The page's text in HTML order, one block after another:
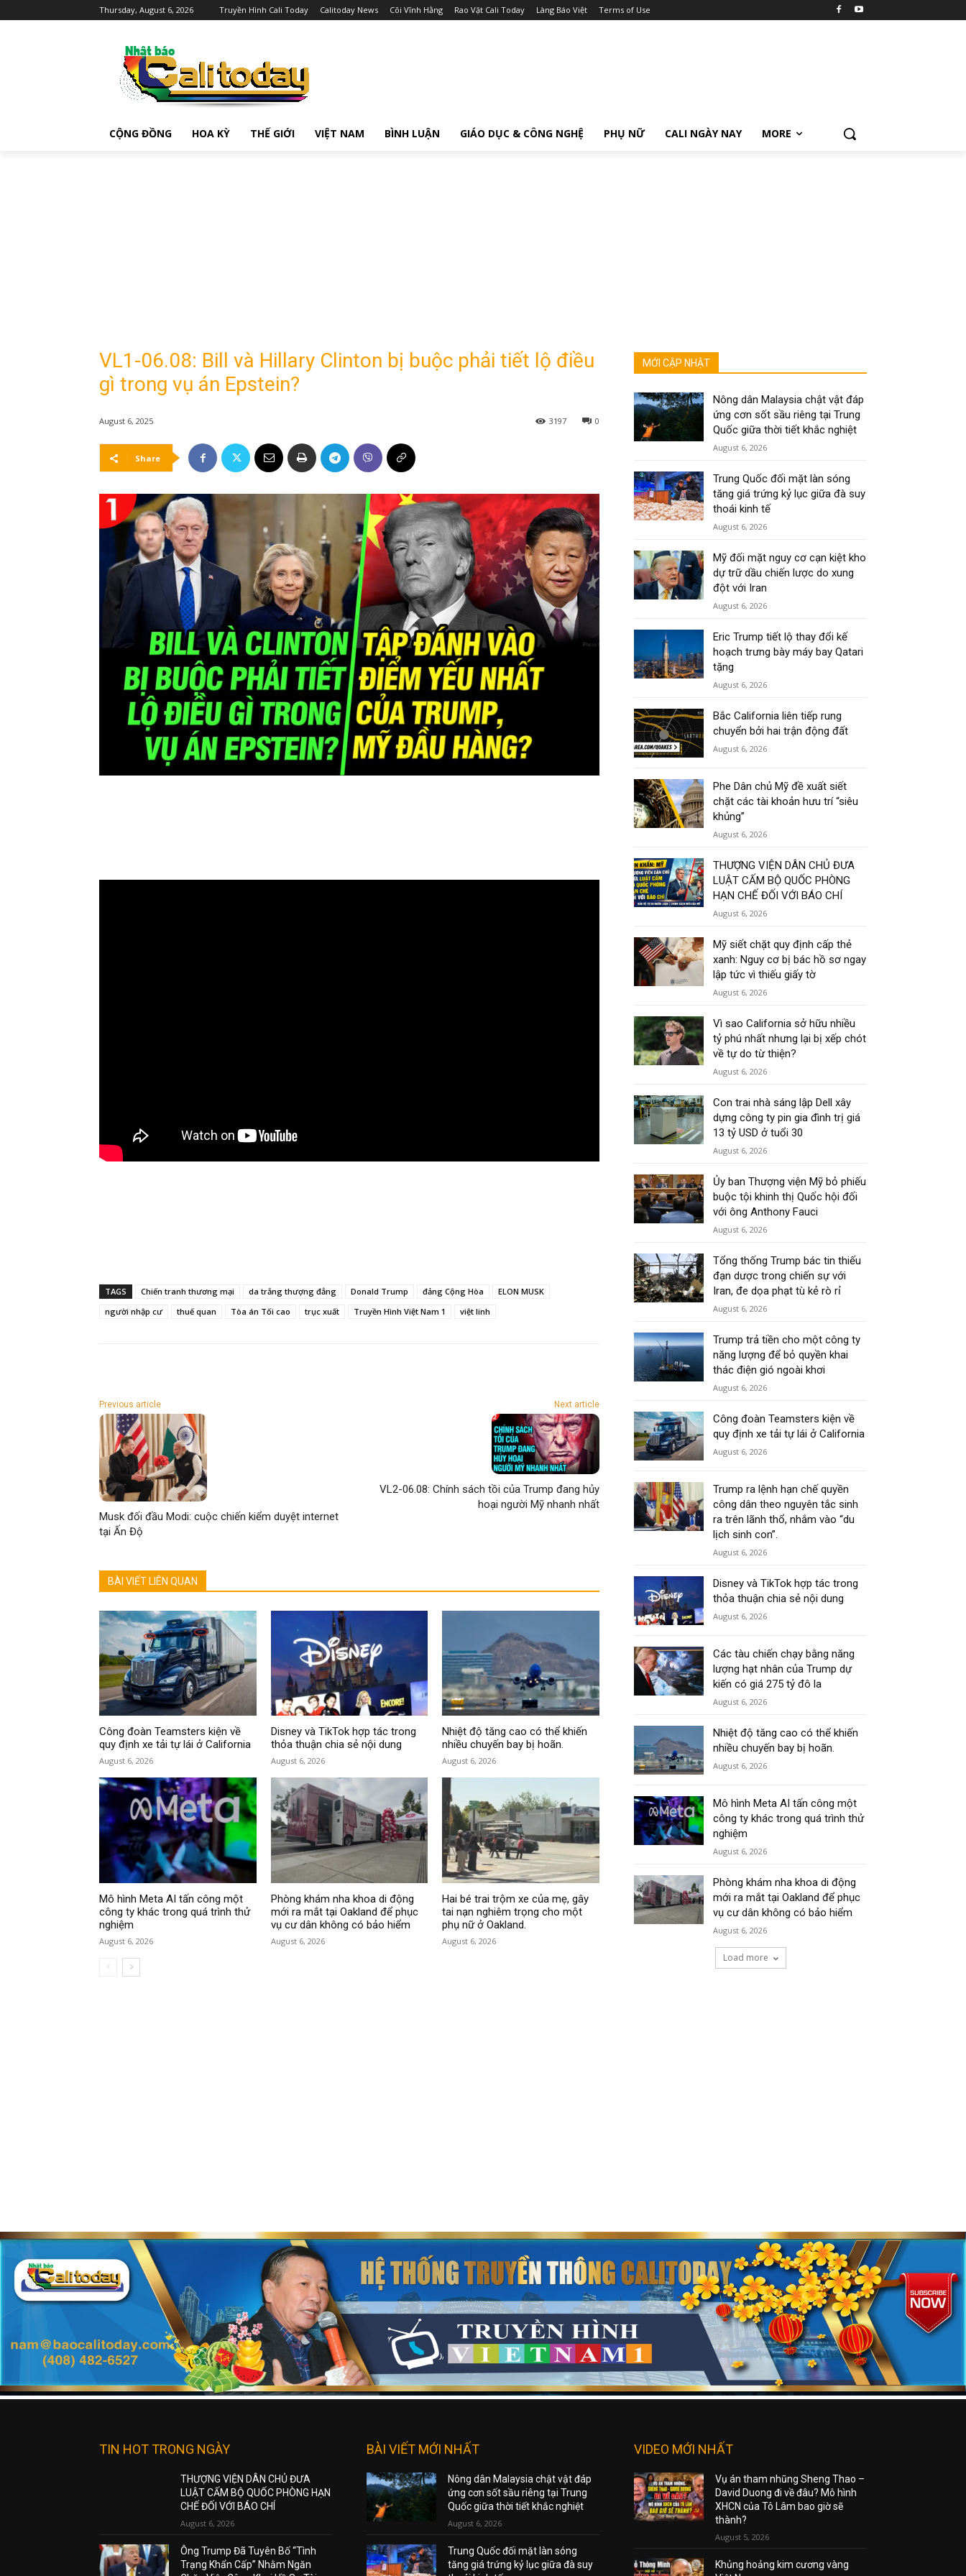
Thursday, August 6, 2026 Truyền Hình Cali Today Calitoday News Cõi Vĩnh Hằng Rao Vặt Cali Today Làng Báo Việt Terms of Use
CỘNG ĐỒNG HOA KỲ THẾ GIỚI VIỆT NAM BÌNH LUẬN GIÁO DỤC & CÔNG NGHỆ PHỤ NỮ CALI NGÀY NAY MORE
VL1-06.08: Bill và Hillary Clinton bị buộc phải tiết lộ điều
gì trong vụ án Epstein?
August 6, 2025 0
3197
Share
TAGS Chiến tranh thương mại da trắng thượng đẳng Donald Trump đảng Cộng Hòa
ELON MUSK
người nhập cư
thuế quan Tòa án Tối cao trục xuất Truyền Hình Việt Nam 1 việt linh
Previous article
Musk đối đầu Modi: cuộc chiến kiểm duyệt internet
tại Ấn Độ
Next article
VL2-06.08: Chính sách tồi của Trump đang hủy
hoại người Mỹ nhanh nhất
BÀI VIẾT LIÊN QUAN
Công đoàn Teamsters kiện về
quy định xe tải tự lái ở California
August 6, 2026
Disney và TikTok hợp tác trong
thỏa thuận chia sẻ nội dung
August 6, 2026
Nhiệt độ tăng cao có thể khiến
nhiều chuyến bay bị hoãn.
August 6, 2026
Mô hình Meta AI tấn công một
công ty khác trong quá trình thử
nghiệm
August 6, 2026
Phòng khám nha khoa di động
mới ra mắt tại Oakland để phục
vụ cư dân không có bảo hiểm
August 6, 2026
Hai bé trai trộm xe của mẹ, gây
tai nạn nghiêm trọng cho một
phụ nữ ở Oakland.
August 6, 2026
MỚI CẬP NHẬT
Nông dân Malaysia chật vật đáp
ứng cơn sốt sầu riêng tại Trung
Quốc giữa thời tiết khắc nghiệt
August 6, 2026
Trung Quốc đối mặt làn sóng
tăng giá trứng kỷ lục giữa đà suy
thoái kinh tế
August 6, 2026
Mỹ đối mặt nguy cơ cạn kiệt kho
dự trữ dầu chiến lược do xung
đột với Iran
August 6, 2026
Eric Trump tiết lộ thay đổi kế
hoạch trưng bày máy bay Qatari
tặng
August 6, 2026
Bắc California liên tiếp rung
chuyển bởi hai trận động đất
August 6, 2026
Phe Dân chủ Mỹ đề xuất siết
chặt các tài khoản hưu trí “siêu
khủng”
August 6, 2026
THƯỢNG VIỆN DÂN CHỦ ĐƯA
LUẬT CẤM BỘ QUỐC PHÒNG
HẠN CHẾ ĐỐI VỚI BÁO CHÍ
August 6, 2026
Mỹ siết chặt quy định cấp thẻ
xanh: Nguy cơ bị bác hồ sơ ngay
lập tức vì thiếu giấy tờ
August 6, 2026
Vì sao California sở hữu nhiều
tỷ phú nhất nhưng lại bị xếp chót
về tự do từ thiện?
August 6, 2026
Con trai nhà sáng lập Dell xây
dựng công ty pin gia đình trị giá
13 tỷ USD ở tuổi 30
August 6, 2026
Ủy ban Thượng viện Mỹ bỏ phiếu
buộc tội khinh thị Quốc hội đối
với ông Anthony Fauci
August 6, 2026
Tổng thống Trump bác tin thiếu
đạn dược trong chiến sự với
Iran, đe dọa phạt tù kẻ rò rỉ
August 6, 2026
Trump trả tiền cho một công ty
năng lượng để bỏ quyền khai
thác điện gió ngoài khơi
August 6, 2026
Công đoàn Teamsters kiện về
quy định xe tải tự lái ở California
August 6, 2026
Trump ra lệnh hạn chế quyền
công dân theo nguyên tắc sinh
ra trên lãnh thổ, nhắm vào “du
lịch sinh con”.
August 6, 2026
Disney và TikTok hợp tác trong
thỏa thuận chia sẻ nội dung
August 6, 2026
Các tàu chiến chạy bằng năng
lượng hạt nhân của Trump dự
kiến có giá 275 tỷ đô la
August 6, 2026
Nhiệt độ tăng cao có thể khiến
nhiều chuyến bay bị hoãn.
August 6, 2026
Mô hình Meta AI tấn công một
công ty khác trong quá trình thử
nghiệm
August 6, 2026
Phòng khám nha khoa di động
mới ra mắt tại Oakland để phục
vụ cư dân không có bảo hiểm
August 6, 2026
Load more
TIN HOT TRONG NGÀY
THƯỢNG VIỆN DÂN CHỦ ĐƯA
LUẬT CẤM BỘ QUỐC PHÒNG HẠN
CHẾ ĐỐI VỚI BÁO CHÍ
August 6, 2026
Ông Trump Đã Tuyên Bố “Tình
Trạng Khẩn Cấp” Nhằm Ngăn
BÀI VIẾT MỚI NHẤT
Nông dân Malaysia chật vật đáp
ứng cơn sốt sầu riêng tại Trung
Quốc giữa thời tiết khắc nghiệt
August 6, 2026
Trung Quốc đối mặt làn sóng
tăng giá trứng kỷ lục giữa đà suy
VIDEO MỚI NHẤT
Vụ án tham nhũng Sheng Thao –
David Duong đi về đâu? Mô hình
XHCN của Tô Lâm bao giờ sẽ
thành?
August 5, 2026
Khủng hoảng kim cương vàng